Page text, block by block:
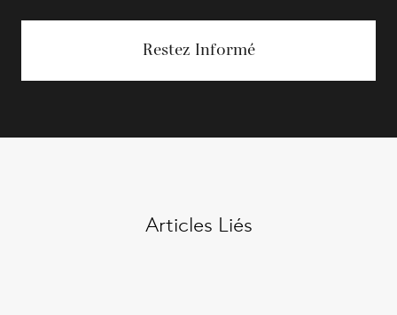
Restez Informé
Articles Liés